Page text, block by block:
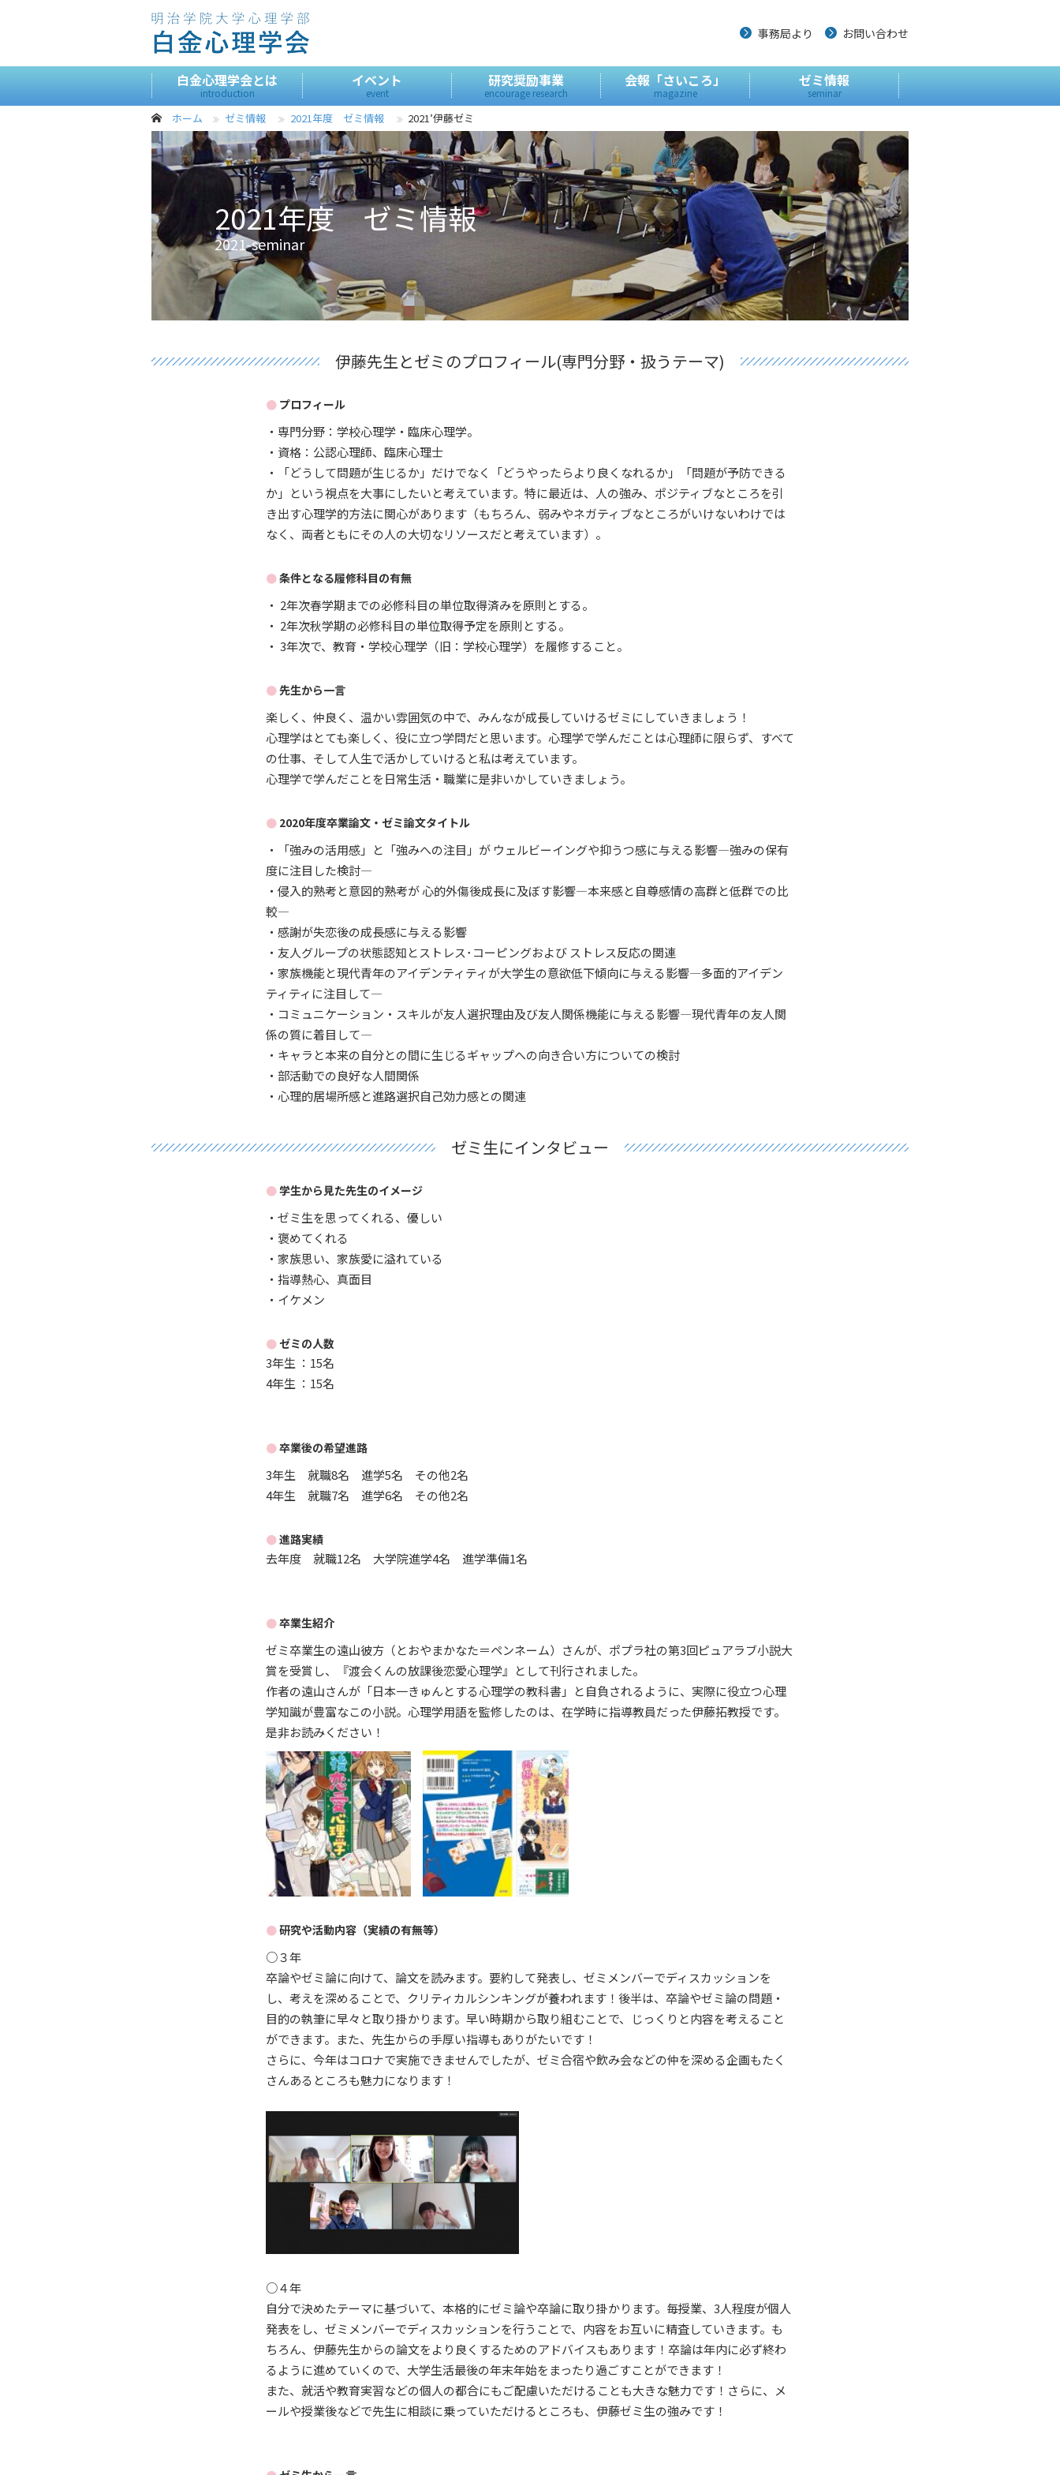
事務局より お問い合わせ
白金心理学会とは
introduction
イベント
event
研究奨励事業
encourage research
会報「さいころ」
magazine
ゼミ情報
seminar
ホーム ゼミ情報 2021年度 ゼミ情報 2021’伊藤ゼミ
2021年度 ゼミ情報
2021-seminar
伊藤先生とゼミのプロフィール(専門分野・扱うテーマ)
プロフィール
・専門分野：学校心理学・臨床心理学。
・資格：公認心理師、臨床心理士
・「どうして問題が生じるか」だけでなく「どうやったらより良くなれるか」「問題が予防できる
か」という視点を大事にしたいと考えています。特に最近は、人の強み、ポジティブなところを引
き出す心理学的方法に関心があります（もちろん、弱みやネガティブなところがいけないわけでは
なく、両者ともにその人の大切なリソースだと考えています）。
条件となる履修科目の有無
・ 2年次春学期までの必修科目の単位取得済みを原則とする。
・ 2年次秋学期の必修科目の単位取得予定を原則とする。
・ 3年次で、教育・学校心理学（旧：学校心理学）を履修すること。
先生から一言
楽しく、仲良く、温かい雰囲気の中で、みんなが成長していけるゼミにしていきましょう！
心理学はとても楽しく、役に立つ学問だと思います。心理学で学んだことは心理師に限らず、すべて
の仕事、そして人生で活かしていけると私は考えています。
心理学で学んだことを日常生活・職業に是非いかしていきましょう。
2020年度卒業論文・ゼミ論文タイトル
・「強みの活用感」と「強みへの注目」が ウェルビーイングや抑うつ感に与える影響―強みの保有
度に注目した検討―
・侵入的熟考と意図的熟考が 心的外傷後成長に及ぼす影響―本来感と自尊感情の高群と低群での比
較―
・感謝が失恋後の成長感に与える影響
・友人グループの状態認知とストレス･コーピングおよび ストレス反応の関連
・家族機能と現代青年のアイデンティティが大学生の意欲低下傾向に与える影響―多面的アイデン
ティティに注目して―
・コミュニケーション・スキルが友人選択理由及び友人関係機能に与える影響―現代青年の友人関
係の質に着目して―
・キャラと本来の自分との間に生じるギャップへの向き合い方についての検討
・部活動での良好な人間関係
・心理的居場所感と進路選択自己効力感との関連
ゼミ生にインタビュー
学生から見た先生のイメージ
・ゼミ生を思ってくれる、優しい
・褒めてくれる
・家族思い、家族愛に溢れている
・指導熱心、真面目
・イケメン
ゼミの人数
3年生 ：15名
4年生 ：15名
卒業後の希望進路
3年生 就職8名 進学5名 その他2名
4年生 就職7名 進学6名 その他2名
進路実績
去年度 就職12名 大学院進学4名 進学準備1名
卒業生紹介
ゼミ卒業生の遠山彼方（とおやまかなた＝ペンネーム）さんが、ポプラ社の第3回ピュアラブ小説大
賞を受賞し、『渡会くんの放課後恋愛心理学』として刊行されました。
作者の遠山さんが「日本一きゅんとする心理学の教科書」と自負されるように、実際に役立つ心理
学知識が豊富なこの小説。心理学用語を監修したのは、在学時に指導教員だった伊藤拓教授です。
是非お読みください！
研究や活動内容（実績の有無等）
○３年
卒論やゼミ論に向けて、論文を読みます。要約して発表し、ゼミメンバーでディスカッションを
し、考えを深めることで、クリティカルシンキングが養われます！後半は、卒論やゼミ論の問題・
目的の執筆に早々と取り掛かります。早い時期から取り組むことで、じっくりと内容を考えること
ができます。また、先生からの手厚い指導もありがたいです！
さらに、今年はコロナで実施できませんでしたが、ゼミ合宿や飲み会などの仲を深める企画もたく
さんあるところも魅力になります！
○４年
自分で決めたテーマに基づいて、本格的にゼミ論や卒論に取り掛かります。毎授業、3人程度が個人
発表をし、ゼミメンバーでディスカッションを行うことで、内容をお互いに精査していきます。も
ちろん、伊藤先生からの論文をより良くするためのアドバイスもあります！卒論は年内に必ず終わ
るように進めていくので、大学生活最後の年末年始をまったり過ごすことができます！
また、就活や教育実習などの個人の都合にもご配慮いただけることも大きな魅力です！さらに、メ
ールや授業後などで先生に相談に乗っていただけるところも、伊藤ゼミ生の強みです！